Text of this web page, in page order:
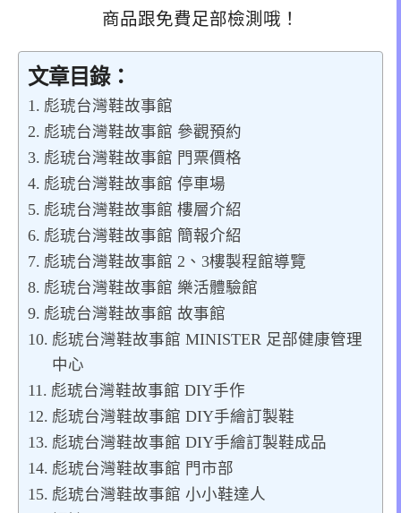
商品跟免費足部檢測哦！
文章目錄：
彪琥台灣鞋故事館
彪琥台灣鞋故事館 參觀預約
彪琥台灣鞋故事館 門票價格
彪琥台灣鞋故事館 停車場
彪琥台灣鞋故事館 樓層介紹
彪琥台灣鞋故事館 簡報介紹
彪琥台灣鞋故事館 2、3樓製程館導覽
彪琥台灣鞋故事館 樂活體驗館
彪琥台灣鞋故事館 故事館
彪琥台灣鞋故事館 MINISTER 足部健康管理
中心
彪琥台灣鞋故事館 DIY手作
彪琥台灣鞋故事館 DIY手繪訂製鞋
彪琥台灣鞋故事館 DIY手繪訂製鞋成品
彪琥台灣鞋故事館 門市部
彪琥台灣鞋故事館 小小鞋達人